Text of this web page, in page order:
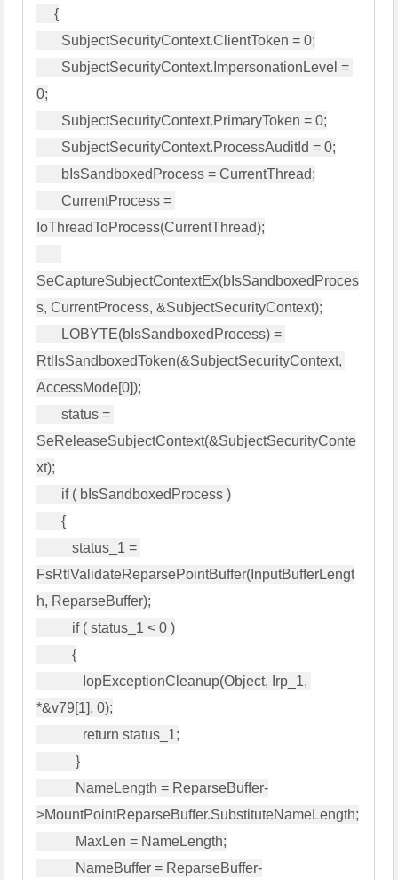
     {
0;
       CurrentProcess =
IoThreadToProcess(CurrentThread);
SeCaptureSubjectContextEx(bIsSandboxedProces
s, CurrentProcess, &SubjectSecurityContext);
RtlIsSandboxedToken(&SubjectSecurityContext,
AccessMode[0]);
       status =
SeReleaseSubjectContext(&SubjectSecurityConte
xt);
       {
          status_1 =
FsRtlValidateReparsePointBuffer(InputBufferLengt
h, ReparseBuffer);
          {
*&v79[1], 0);
           }
>MountPointReparseBuffer.SubstituteNameLength;